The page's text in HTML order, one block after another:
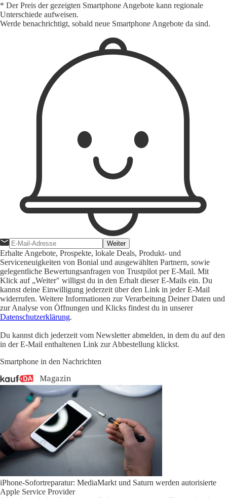
* Der Preis der gezeigten Smartphone Angebote kann regionale
Unterschiede aufweisen.
Werde benachrichtigt, sobald neue Smartphone Angebote da sind.
Weiter
Erhalte Angebote, Prospekte, lokale Deals, Produkt- und
Serviceneuigkeiten von Bonial und ausgewählten Partnern, sowie
gelegentliche Bewertungsanfragen von Trustpilot per E-Mail. Mit
Klick auf „Weiter" willigst du in den Erhalt dieser E-Mails ein. Du
kannst deine Einwilligung jederzeit über den Link in jeder E-Mail
widerrufen. Weitere Informationen zur Verarbeitung Deiner Daten und
zur Analyse von Öffnungen und Klicks findest du in unserer
Datenschutzerklärung.
Du kannst dich jederzeit vom Newsletter abmelden, in dem du auf den
in der E-Mail enthaltenen Link zur Abbestellung klickst.
Smartphone in den Nachrichten
iPhone-Sofortreparatur: MediaMarkt und Saturn werden autorisierte
Apple Service Provider